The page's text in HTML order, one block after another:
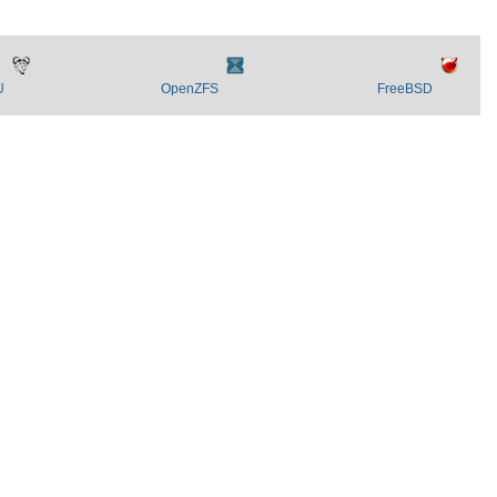
OpenZFS FreeBSD